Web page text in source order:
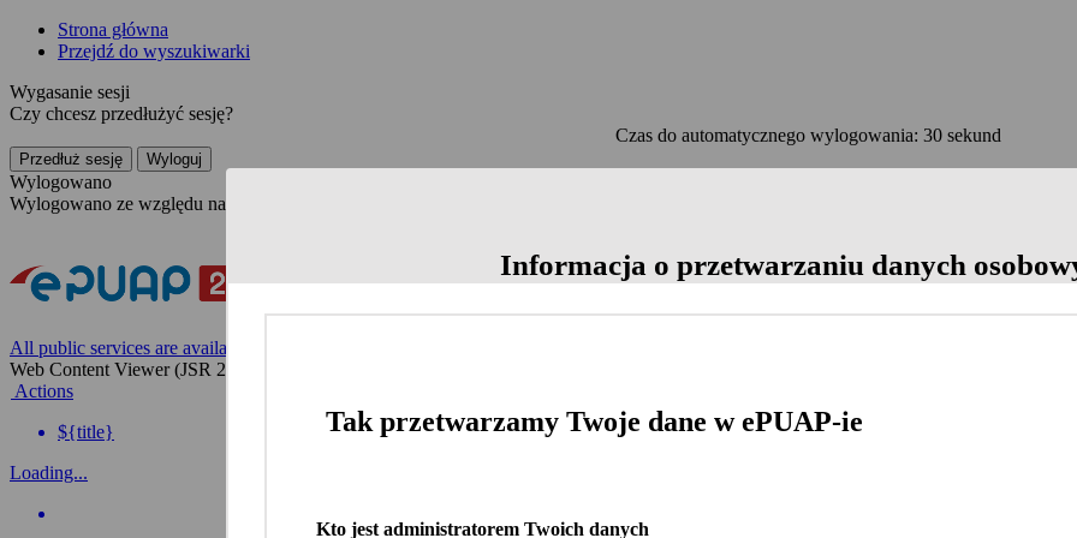
Strona główna
Przejdź do wyszukiwarki
Wygasanie sesji
Czy chcesz przedłużyć sesję?
Czas do automatycznego wylogowania: 30 sekund
Przedłuż sesję Wyloguj
Wylogowano
Wylogowano ze względu na nieaktywność
All public services are available on the Polish website
Informacja o przetwarzaniu danych
Tak przetwarzamy Twoje dane w ePUAP-ie
Kto jest administratorem Twoich danych
Web Content Viewer (JSR 286)
Actions
${title}
Loading...